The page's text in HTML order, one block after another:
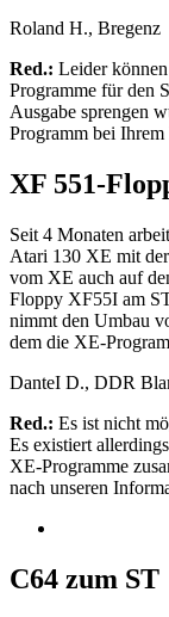
Roland H., Bregenz
Red.: Leider
Programme für den
Ausgabe sprengen
Programm bei Ihrem
XF 551-
Seit 4 Monaten
Atari 130 XE mit
vom XE auch auf
Floppy XF55I am
nimmt den Umbau
dem die XE-
DanteI D., DDR
Red.: Es ist nicht
Es existiert
XE-Programme
nach unseren
C64 zum ST